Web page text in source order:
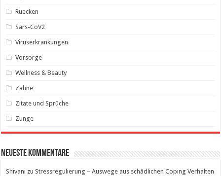
Ruecken
Sars-CoV2
Viruserkrankungen
Vorsorge
Wellness & Beauty
Zähne
Zitate und Sprüche
Zunge
Neueste Kommentare
Shivani zuStressregulierung – Auswege aus schädlichen Coping Verhalten